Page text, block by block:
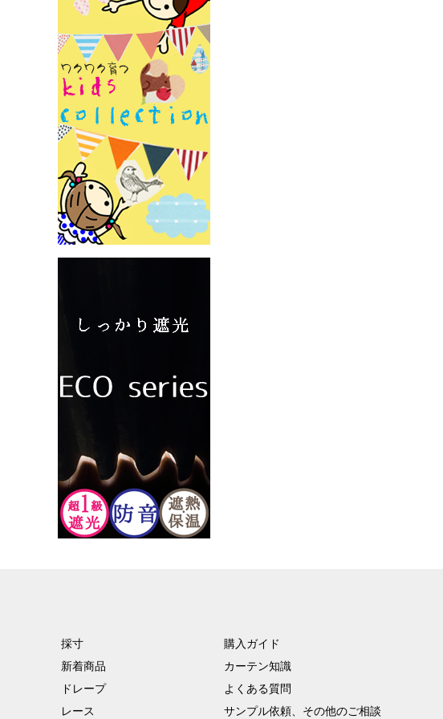
採寸
新着商品
ドレープ
レース
購入ガイド
カーテン知識
よくある質問
サンプル依頼、その他のご相談